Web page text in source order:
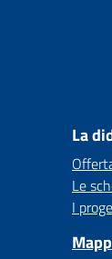
La
Le
I